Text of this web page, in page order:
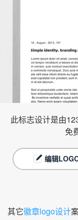
此标志设计是由
免
编辑
其它徽章logo设计